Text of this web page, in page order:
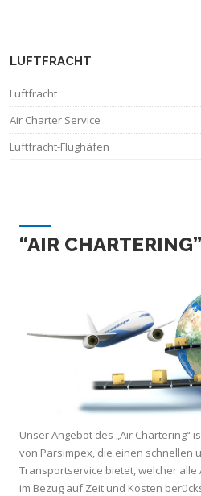
LUFTFRACHT
Luftfracht
Air Charter Service
Luftfracht-Flughäfen
“AIR
Unser Angebot des „Air Chartering“
von Parsimpex, die einen schnellen
Transportservice bietet, welcher
im Bezug auf Zeit und Kosten